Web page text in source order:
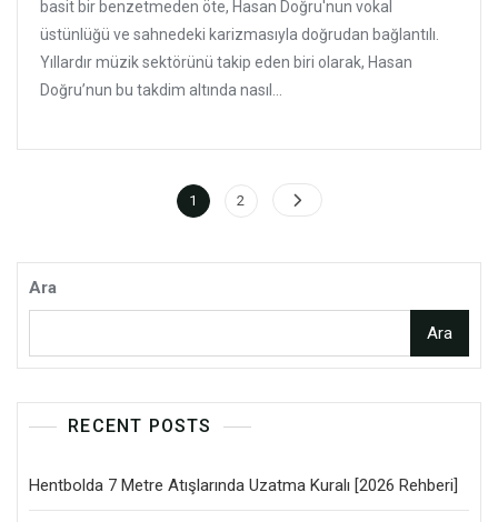
basit bir benzetmeden öte, Hasan Doğru'nun vokal
üstünlüğü ve sahnedeki karizmasıyla doğrudan bağlantılı.
Yıllardır müzik sektörünü takip eden biri olarak, Hasan
Doğru’nun bu takdim altında nasıl...
Yazı
Page
1 Page
2
Ara
Ara
RECENT POSTS
Hentbolda 7 Metre Atışlarında Uzatma Kuralı [2026 Rehberi]